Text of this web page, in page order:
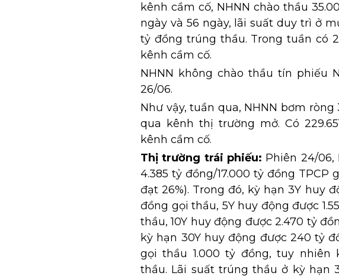
kênh cầm cố, NHNN chào thầu
ngày và 56 ngày, lãi suất duy trì ở
tỷ đồng trúng thầu. Trong tuần có
kênh cầm cố.
NHNN không chào thầu tín phiếu
26/06.
Như vậy, tuần qua, NHNN bơm ròng
qua kênh thị trường mở. Có
kênh cầm cố.
Thị trường trái phiếu: Phiên 24/06,
4.385 tỷ đồng/17.000 tỷ đồng
đạt 26%). Trong đó, kỳ hạn 3Y huy
đồng gọi thầu, 5Y huy động được
thầu, 10Y huy động được 2.470 tỷ
kỳ hạn 30Y huy động được 240 tỷ
gọi thầu 1.000 tỷ đồng, tuy nhiên
thầu. Lãi suất trúng thầu ở kỳ hạn